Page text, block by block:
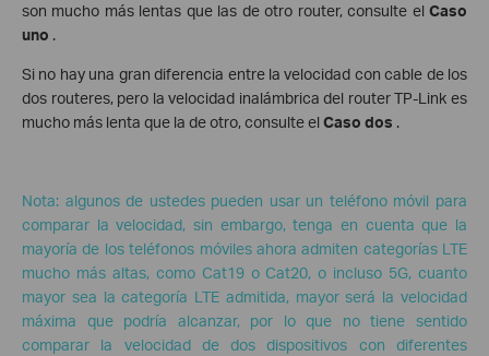
son mucho más lentas que las de otro router, consulte el Caso
uno .
Si no hay una gran diferencia entre la velocidad con cable de los
dos routeres, pero la velocidad inalámbrica del router TP-Link es
mucho más lenta que la de otro, consulte el Caso dos .
Nota: algunos de ustedes pueden usar un teléfono móvil para
comparar la velocidad, sin embargo, tenga en cuenta que la
mayoría de los teléfonos móviles ahora admiten categorías LTE
mucho más altas, como Cat19 o Cat20, o incluso 5G, cuanto
mayor sea la categoría LTE admitida, mayor será la velocidad
máxima que podría alcanzar, por lo que no tiene sentido
comparar la velocidad de dos dispositivos con diferentes